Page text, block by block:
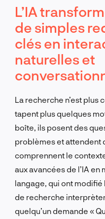
L’IA
de simples
clés en
naturelles et
La recherche n’est plus
tapent plus quelques
boîte, ils posent des
problèmes et attendent
comprennent le
aux avancées de l’IA
langage, qui ont
de recherche
quelqu’un demande «